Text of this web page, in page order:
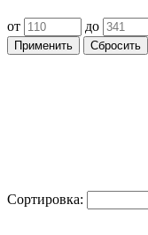
от
до
Применить Сбросить
Сортировка: